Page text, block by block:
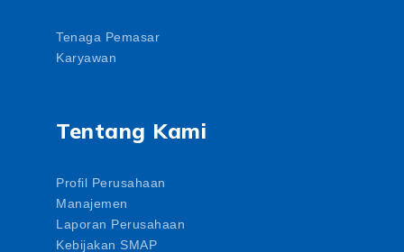
Tenaga Pemasar
Karyawan
Tentang Kami
Profil Perusahaan
Manajemen
Laporan Perusahaan
Kebijakan SMAP